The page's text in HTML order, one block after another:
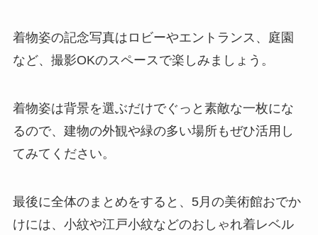
着物姿の記念写真はロビーやエントランス、庭園
など、撮影OKのスペースで楽しみましょう。
着物姿は背景を選ぶだけでぐっと素敵な一枚にな
るので、建物の外観や緑の多い場所もぜひ活用し
てみてください。
最後に全体のまとめをすると、5月の美術館おでか
けには、小紋や江戸小紋などのおしゃれ着レベル